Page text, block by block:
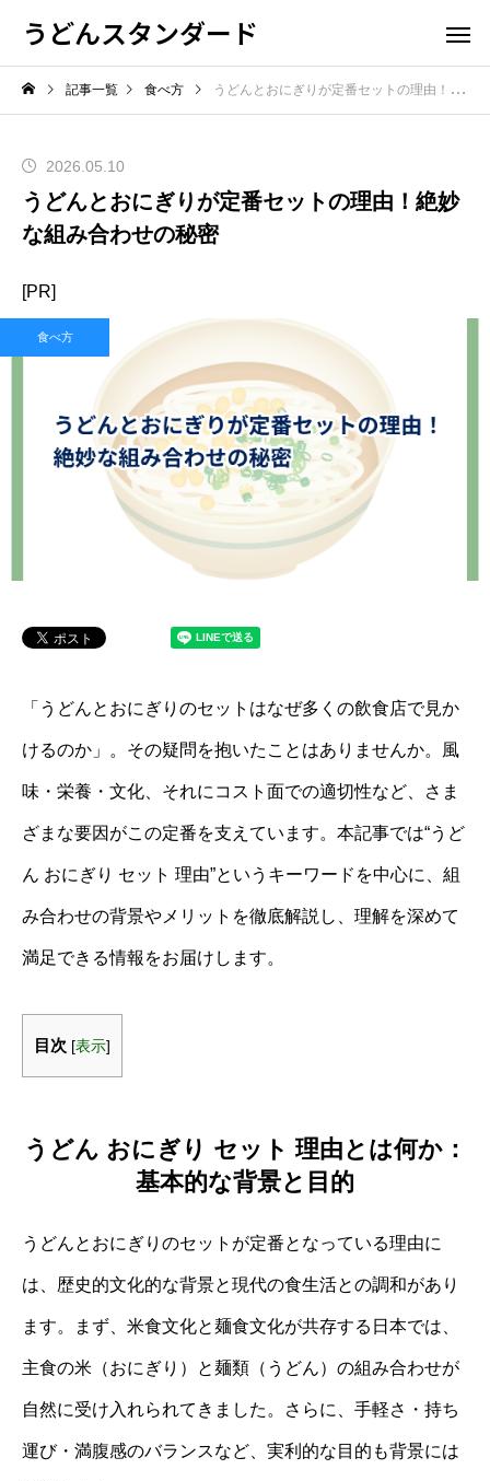
うどんスタンダード
記事一覧 食べ方 うどんとおにぎりが定番セットの理由！絶妙な組み合わせの秘密
2026.05.10
うどんとおにぎりが定番セットの理由！絶妙
な組み合わせの秘密
[PR]
食べ方
「うどんとおにぎりのセットはなぜ多くの飲食店で見か
けるのか」。その疑問を抱いたことはありませんか。風
味・栄養・文化、それにコスト面での適切性など、さま
ざまな要因がこの定番を支えています。本記事では“うど
ん おにぎり セット 理由”というキーワードを中心に、組
み合わせの背景やメリットを徹底解説し、理解を深めて
満足できる情報をお届けします。
目次 [表示]
うどん おにぎり セット 理由とは何か：
基本的な背景と目的
うどんとおにぎりのセットが定番となっている理由に
は、歴史的文化的な背景と現代の食生活との調和があり
ます。まず、米食文化と麺食文化が共存する日本では、
主食の米（おにぎり）と麺類（うどん）の組み合わせが
自然に受け入れられてきました。さらに、手軽さ・持ち
運び・満腹感のバランスなど、実利的な目的も背景には